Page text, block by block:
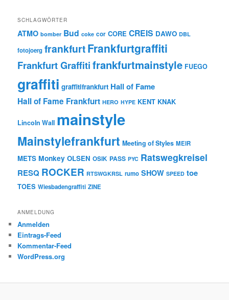
SCHLAGWÖRTER
ATMO bomber Bud coke cor CORE CREIS DAWO DBL
fotojoerg frankfurtFrankfurtgraffiti
Frankfurt Graffitifrankfurtmainstyle FUEGO
graffiti graffitifrankfurt Hall of Fame
Hall of Fame Frankfurt HERO HYPE KENT KNAK
Lincoln Wall mainstyle
Mainstylefrankfurt Meeting of Styles MEIR
METS Monkey OLSEN OSIK PASS PYC Ratswegkreisel
RESQ ROCKER RTSWGKRSL rumo SHOW SPEED toe
TOES Wiesbadengraffiti ZINE
ANMELDUNG
Anmelden
Eintrags-Feed
Kommentar-Feed
WordPress.org